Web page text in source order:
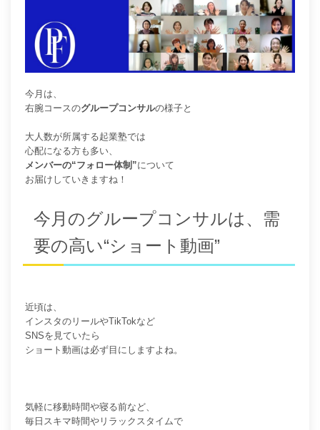
今月は、
右腕コースのグループコンサルの様子と
大人数が所属する起業塾では
心配になる方も多い、
メンバーの“フォロー体制”について
お届けしていきますね！
今月のグループコンサルは、需
要の高い“ショート動画”
近頃は、
インスタのリールやTikTokなど
SNSを見ていたら
ショート動画は必ず目にしますよね。
気軽に移動時間や寝る前など、
毎日スキマ時間やリラックスタイムで